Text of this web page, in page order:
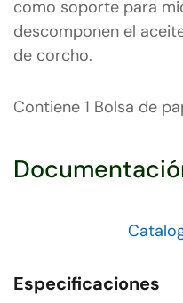
como soporte para
descomponen el
de corcho.
Contiene 1 Bolsa de
Especificaciones